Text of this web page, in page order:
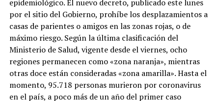
epidemiológico. El nuevo decreto, publicado este lunes
por el sitio del Gobierno, prohíbe los desplazamientos a
casas de parientes o amigos en las zonas rojas, o de
máximo riesgo. Según la última clasificación del
Ministerio de Salud, vigente desde el viernes, ocho
regiones permanecen como «zona naranja», mientras
otras doce están consideradas «zona amarilla». Hasta el
momento, 95.718 personas murieron por coronavirus
en el país, a poco más de un año del primer caso